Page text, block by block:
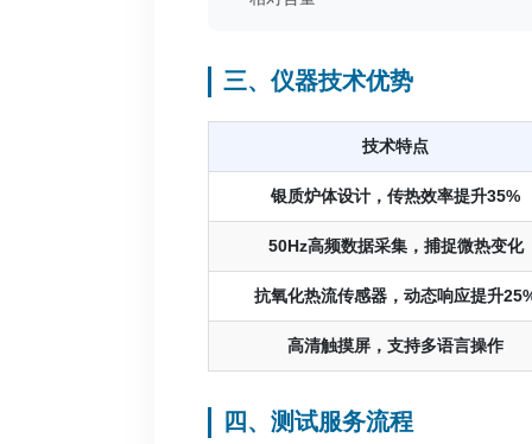
三、仪器技术优势
技术特点
银质炉体设计，传热效率提升35%
50Hz高频数据采集，捕捉微热变化
抗氧化热流传感器，动态响应提升
高清触摸屏，支持多语言操作
四、测试服务流程